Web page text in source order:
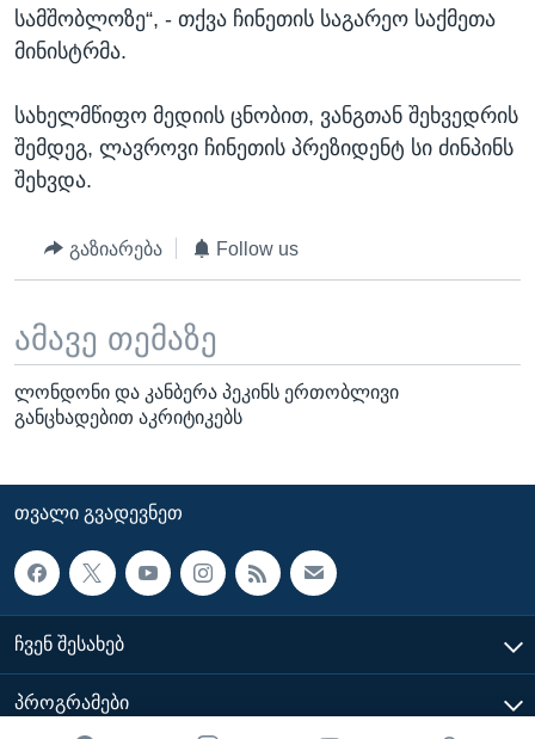
სამშობლოზე“, - თქვა ჩინეთის საგარეო საქმეთა
მინისტრმა.
სახელმწიფო მედიის ცნობით, ვანგთან შეხვედრის
შემდეგ, ლავროვი ჩინეთის პრეზიდენტ სი ძინპინს
შეხვდა.
გაზიარება Follow us
ამავე თემაზე
ლონდონი და კანბერა პეკინს ერთობლივი
განცხადებით აკრიტიკებს
ᲗᲕᲐᲚᲘ ᲒᲕᲐᲓᲔᲕᲜᲔᲗ
ᲩᲕᲔᲜ ᲨᲔᲡᲐᲮᲔᲑ
ᲞᲠᲝᲒᲠᲐᲛᲔᲑᲘ